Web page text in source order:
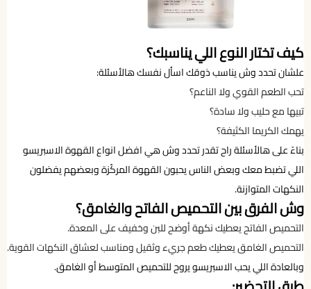
كيف تختار النوع اللي يناسبك؟
علشان تحدد وش يناسب ذوقك اسأل نفسك هالأسئلة:
تحب الطعم القوي ولا الناعم؟
تبيها مع حليب ولا سادة؟
يهمك الكريما الكثيفة؟
بناءً على هالأسئلة راح تقدر تحدد وش هي افضل انواع القهوة الاسبريسو
اللي تضبط معك وبعض الناس يحبون القهوة المركّزة وبعضهم يفضلون
النكهات المتوازنة.
وش الفرق بين التحميص الفاتح والغامق؟
التحميص الفاتح يعطيك نكهة أوضح للبن وخفيف على المعدة.
التحميص الغامق يعطيك طعم جريء وثقيل ومناسب لعشاق النكهات القوية.
وبالعادة اللي يحب الاسبريسو يروح للتحميص المتوسط أو الغامق.